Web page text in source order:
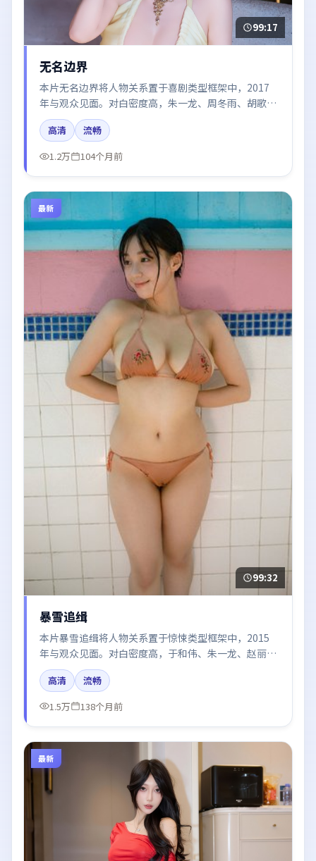
99:17
无名边界
本片无名边界将人物关系置于喜剧类型框架中，2017
年与观众见面。对白密度高，朱一龙、周冬雨、胡歌的
台词节奏值得关注；整体气质偏法国都市与冷色调摄
影。
高清
流畅
1.2万
104个月前
最新
99:32
暴雪追缉
本片暴雪追缉将人物关系置于惊悚类型框架中，2015
年与观众见面。对白密度高，于和伟、朱一龙、赵丽颖
的台词节奏值得关注；整体气质偏泰国都市与冷色调摄
影。
高清
流畅
1.5万
138个月前
最新